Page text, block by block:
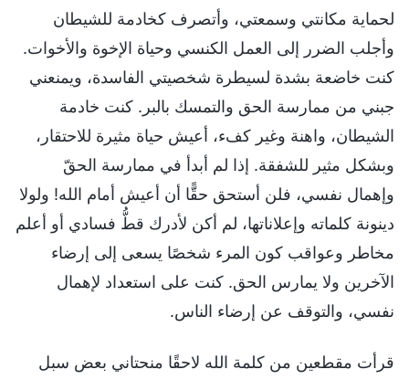
لحماية مكانتي وسمعتي، وأتصرف كخادمة للشيطان
وأجلب الضرر إلى العمل الكنسي وحياة الإخوة والأخوات.
كنت خاضعة بشدة لسيطرة شخصيتي الفاسدة، ويمنعني
جبني من ممارسة الحق والتمسك بالبر. كنت خادمة
الشيطان، واهنة وغير كفء، أعيش حياة مثيرة للاحتقار،
وبشكل مثير للشفقة. إذا لم أبدأ في ممارسة الحقّ
وإهمال نفسي، فلن أستحق حقًّا أن أعيش أمام الله! ولولا
دينونة كلماته وإعلاناتها، لم أكن لأدرك قطُّ فسادي أو أعلم
مخاطر وعواقب كون المرء شخصًا يسعى إلى إرضاء
الآخرين ولا يمارس الحق. كنت على استعداد لإهمال
نفسي، والتوقف عن إرضاء الناس.
قرأت مقطعين من كلمة الله لاحقًا منحتاني بعض سبل